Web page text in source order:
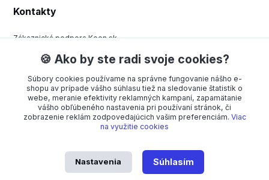
Kontakty
Zákaznická podpora Keen.sk
+420 377 443 970
(Po-Pá, 8-15 hod.)
order@americanway.sk
American Way CR spol. s r.o. – Všetky práva vyhradené. Dizajn od
🍪 Ako by ste radi svoje cookies?
Súbory cookies používame na správne fungovanie nášho e-
shopu av prípade vášho súhlasu tiež na sledovanie štatistík o
webe, meranie efektivity reklamných kampaní, zapamätanie
vášho obľúbeného nastavenia pri používaní stránok, či
zobrazenie reklám zodpovedajúcich vašim preferenciám. Viac
na využitie cookies
Nastavenia Súhlasím